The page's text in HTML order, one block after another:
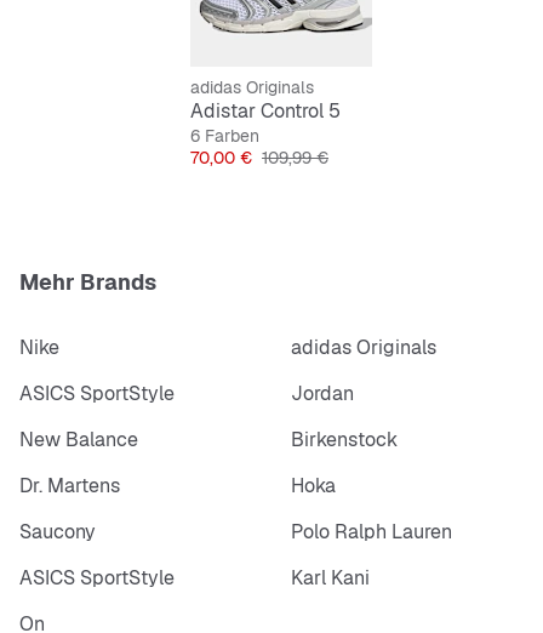
Reguläre Passform
Obermaterial aus Textil
adidas Originals
Adistar Control 5
6 Farben
Preis
70,00 € Originalpreis
109,99 €
Mehr Brands
Nike
adidas Originals
ASICS SportStyle
Jordan
New Balance
Birkenstock
Dr. Martens
Hoka
Saucony
Polo Ralph Lauren
ASICS SportStyle
Karl Kani
On